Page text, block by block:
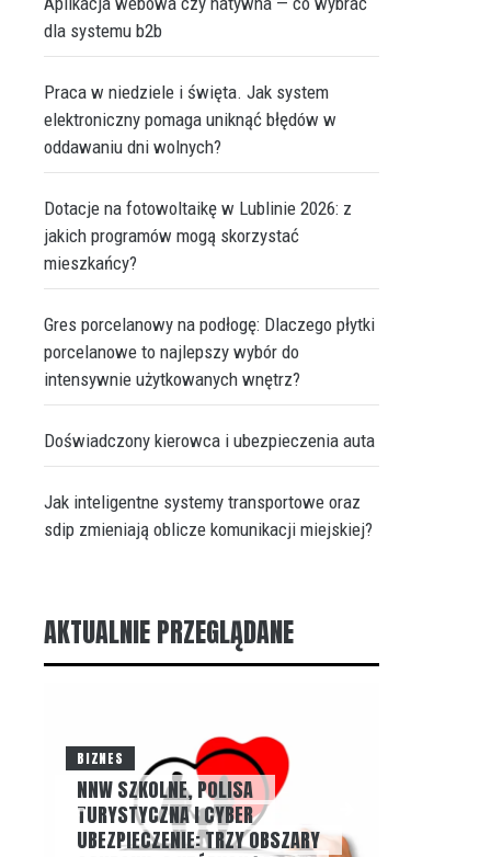
dla systemu b2b
Praca w niedziele i święta. Jak system
elektroniczny pomaga uniknąć błędów w
oddawaniu dni wolnych?
Dotacje na fotowoltaikę w Lublinie 2026: z
jakich programów mogą skorzystać
mieszkańcy?
Gres porcelanowy na podłogę: Dlaczego płytki
porcelanowe to najlepszy wybór do
intensywnie użytkowanych wnętrz?
Doświadczony kierowca i ubezpieczenia auta
Jak inteligentne systemy transportowe oraz
sdip zmieniają oblicze komunikacji miejskiej?
AKTUALNIE PRZEGLĄDANE
BIZNES
NNW SZKOLNE, POLISA
TURYSTYCZNA I CYBER
UBEZPIECZENIE: TRZY OBSZARY